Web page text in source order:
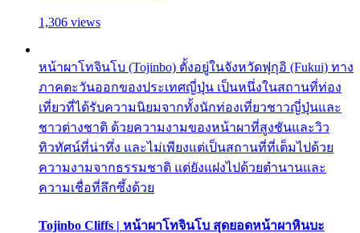
1,306 views
หน้าผาโทจินโบ (Tojinbo) ตั้งอยู่ในจังหวัดฟุกุอิ (Fukui) ทาง
ภาคตะวันออกของประเทศญี่ปุ่น เป็นหนึ่งในสถานที่ท่อง
เที่ยวที่ได้รับความนิยมจากทั้งนักท่องเที่ยวชาวญี่ปุ่นและ
ชาวต่างชาติ ด้วยความงามของหน้าผาที่สูงชันและวิว
ทิวทัศน์ที่น่าทึ่ง และไม่เพียงแต่เป็นสถานที่ที่เต็มไปด้วย
ความงามจากธรรมชาติ แต่ยังแฝงไปด้วยตำนานและ
ความเชื่อที่ลึกซึ้งด้วย
Tojinbo Cliffs | หน้าผาโทจินโบ สุดยอดหน้าผาหินบะ